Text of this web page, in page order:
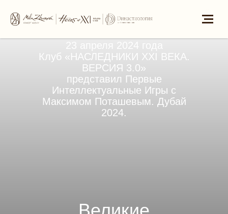
23 апреля 2024 года
Клуб «НАСЛЕДНИКИ XXI ВЕКА.
ВЕРСИЯ 3.0»
представил Первые
Интеллектуальные Игры с
Максимом Поташевым. Дубай
2024.